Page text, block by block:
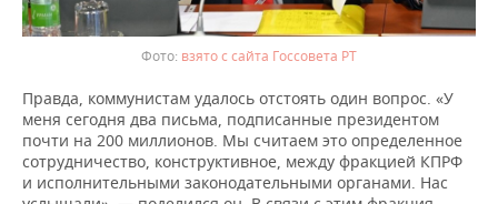
взято с сайта Госсовета РТ
Правда, коммунистам удалось отстоять один вопрос. «У
меня сегодня два письма, подписанные президентом
почти на 200 миллионов. Мы считаем это определенное
сотрудничество, конструктивное, между фракцией КПРФ
и исполнительными законодательными органами. Нас